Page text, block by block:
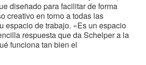
diseñado para facilitar de forma
creativo en torno a todas las
espacio de trabajo. «Es un espacio
respuesta que da Schelper a la
funciona tan bien el